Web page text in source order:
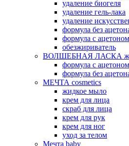
удаление биогеля
удаление гель-лака
удаление
формула без
формула с ацетоном
обезжириватель
ВОЛШЕБНАЯ ЛАСКА
формула с ацетоном
формула без
МЕЧТА cosmetics
жидкое мыло
крем для лица
скраб для лица
крем для рук
крем для ног
уход за телом
Мечта baby